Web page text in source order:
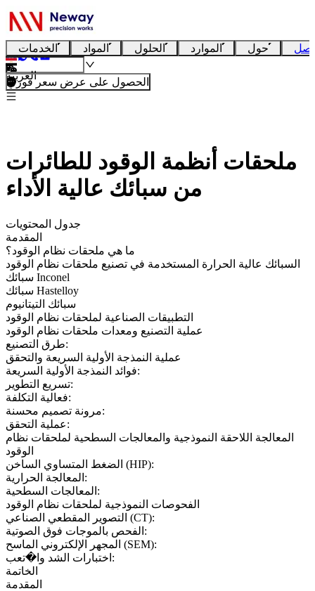
الخدمات المواد الحلول الموارد حول
العربية
الحصول على عرض سعر فوري
ملحقات أنظمة الوقود للطائرات
من سبائك عالية الأداء
جدول المحتويات
المقدمة
ما هي ملحقات نظام الوقود؟
السبائك عالية الحرارة المستخدمة في تصنيع ملحقات نظام الوقود
سبائك Inconel
سبائك Hastelloy
سبائك التيتانيوم
التطبيقات الصناعية لملحقات نظام الوقود
عملية التصنيع ومعدات ملحقات نظام الوقود
طرق التصنيع:
عملية النمذجة الأولية السريعة والتحقق
فوائد النمذجة الأولية السريعة:
تسريع التطوير:
فعالية التكلفة:
مرونة تصميم محسنة:
عملية التحقق:
المعالجة اللاحقة النموذجية والمعالجات السطحية لملحقات نظام
الوقود
الضغط المتساوي الساخن (HIP):
المعالجة الحرارية:
المعالجات السطحية:
الفحوصات النموذجية لملحقات نظام الوقود
التصوير المقطعي الصناعي (CT):
الفحص بالموجات فوق الصوتية:
المجهر الإلكتروني الماسح (SEM):
اختبارات الشد وا�تعب:
الخاتمة
المقدمة